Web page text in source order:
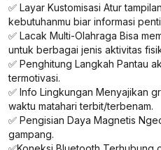
✅ Layar Kustomisasi Atur
kebutuhanmu biar informasi
✅ Lacak Multi-Olahraga Bisa
untuk berbagai jenis aktivitas
✅ Penghitung Langkah Pantau
termotivasi.
✅ Info Lingkungan Menyajikan
waktu matahari terbit/terbenam.
✅ Pengisian Daya Magnetis
gampang.